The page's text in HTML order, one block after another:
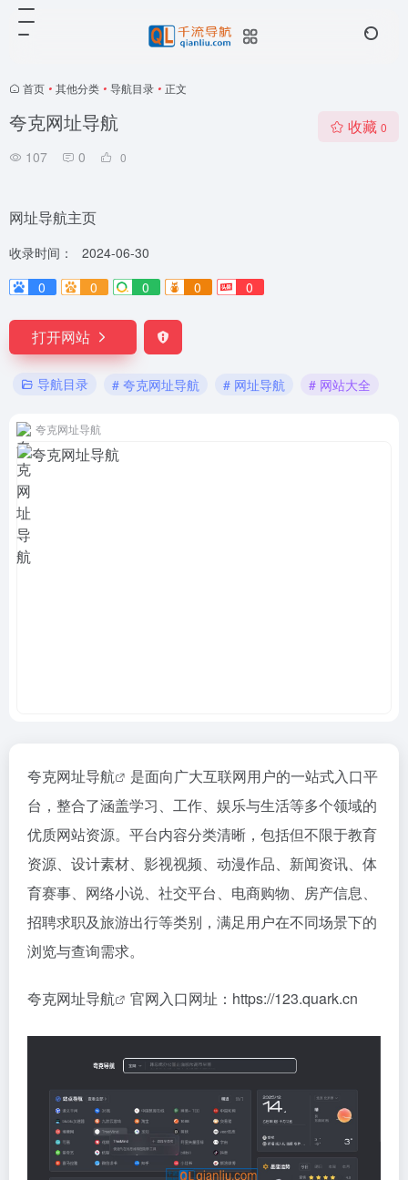
首页 • 其他分类 • 导航目录 • 正文
夸克网址导航
107 0 0
收藏 0
网址导航主页
收录时间：
2024-06-30
0
0 0 0 0
打开网站
导航目录 # 夸克网址导航 # 网址导航 # 网站大全
夸克网址导航
夸克网址导航
是面向广大互联网用户的一站式入口平
台，整合了涵盖学习、工作、娱乐与生活等多个领域的
优质网站资源。平台内容分类清晰，包括但不限于教育
资源、设计素材、影视视频、动漫作品、新闻资讯、体
育赛事、网络小说、社交平台、电商购物、房产信息、
招聘求职及旅游出行等类别，满足用户在不同场景下的
浏览与查询需求。
夸克网址导航 官网入口网址：https://123.quark.cn